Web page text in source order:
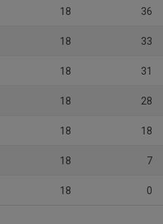
18 36
18 33
18 31
18 28
18 18
18 7
18 0